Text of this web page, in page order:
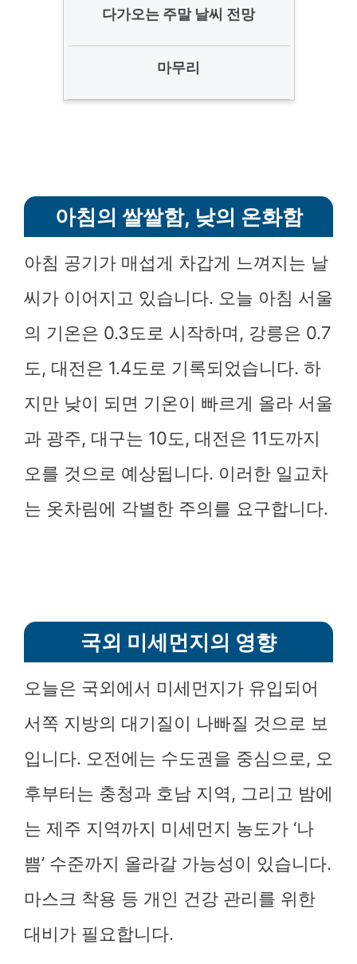
다가오는 주말 날씨 전망
마무리
아침의 쌀쌀함, 낮의 온화함
아침 공기가 매섭게 차갑게 느껴지는 날
씨가 이어지고 있습니다. 오늘 아침 서울
의 기온은 0.3도로 시작하며, 강릉은 0.7
도, 대전은 1.4도로 기록되었습니다. 하
지만 낮이 되면 기온이 빠르게 올라 서울
과 광주, 대구는 10도, 대전은 11도까지
오를 것으로 예상됩니다. 이러한 일교차
는 옷차림에 각별한 주의를 요구합니다.
국외 미세먼지의 영향
오늘은 국외에서 미세먼지가 유입되어
서쪽 지방의 대기질이 나빠질 것으로 보
입니다. 오전에는 수도권을 중심으로, 오
후부터는 충청과 호남 지역, 그리고 밤에
는 제주 지역까지 미세먼지 농도가 ‘나
쁨’ 수준까지 올라갈 가능성이 있습니다.
마스크 착용 등 개인 건강 관리를 위한
대비가 필요합니다.